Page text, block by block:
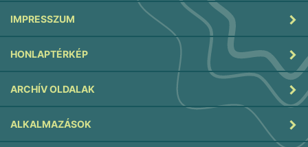
IMPRESSZUM
HONLAPTÉRKÉP
ARCHÍV OLDALAK
ALKALMAZÁSOK